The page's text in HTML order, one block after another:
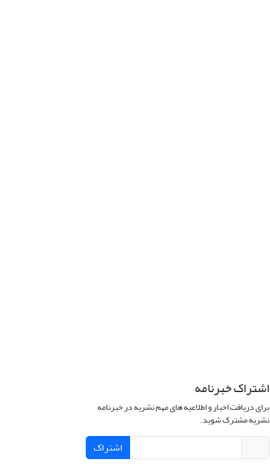
اشتراک خبرنامه
برای دریافت اخبار و اطلاعیه های مهم نشریه در خبرنامه
نشریه مشترک شوید.
اشتراک